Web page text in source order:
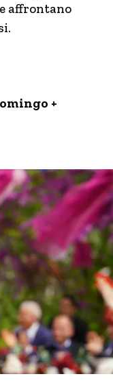
affrontano
+